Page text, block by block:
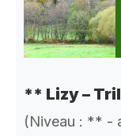
** Lizy –
(Niveau : ** -